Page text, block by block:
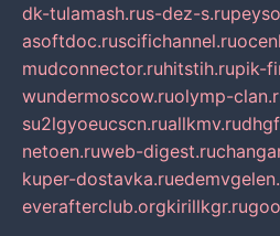
dk-tulamash.rus-dez-s.ru
asoftdoc.ruscifichannel.ru
mudconnector.ruhitstih.rupik-
wundermoscow.ruolymp-
su2lgyoeucscn.ruallkmv.ru
netoen.ruweb-digest.ru
kuper-dostavka.ru
everafterclub.orgkirillkgr.ru